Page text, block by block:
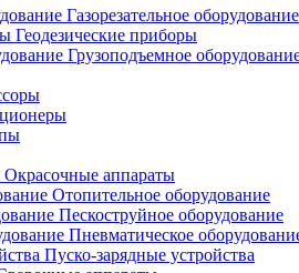
Газорезательное оборудование
Геодезические приборы
Грузоподъемное
Окрасочные аппараты
Отопительное оборудование
Пескоструйное оборудование
Пневматическое
Пуско-зарядные устройства